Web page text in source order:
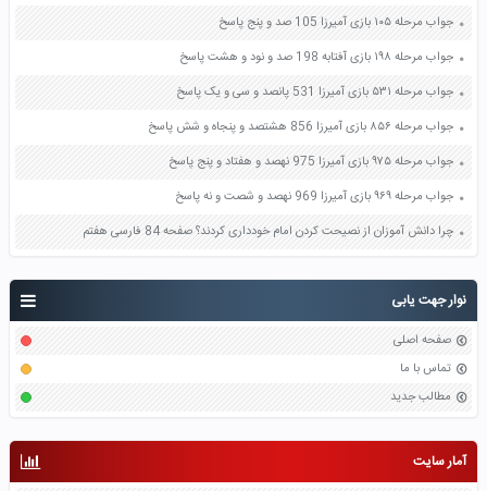
نوار جهت یابی
صفحه اصلی
تماس با ما
مطالب جدید
آمار سایت
جواب مرحله ۱۰۵ بازی آمیرزا 105 صد و پنج پاسخ
جواب مرحله ۱۹۸ بازی آفتابه 198 صد و نود و هشت پاسخ
جواب مرحله ۵۳۱ بازی آمیرزا 531 پانصد و سی و یک پاسخ
جواب مرحله ۸۵۶ بازی آمیرزا 856 هشتصد و پنجاه و شش پاسخ
جواب مرحله ۹۷۵ بازی آمیرزا 975 نهصد و هفتاد و پنج پاسخ
جواب مرحله ۹۶۹ بازی آمیرزا 969 نهصد و شصت و نه پاسخ
چرا دانش آموزان از نصیحت کردن امام خودداری کردند؟ صفحه 84 فارسی هفتم